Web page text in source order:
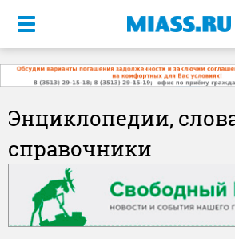
Меню
Энциклопедии,
справочники